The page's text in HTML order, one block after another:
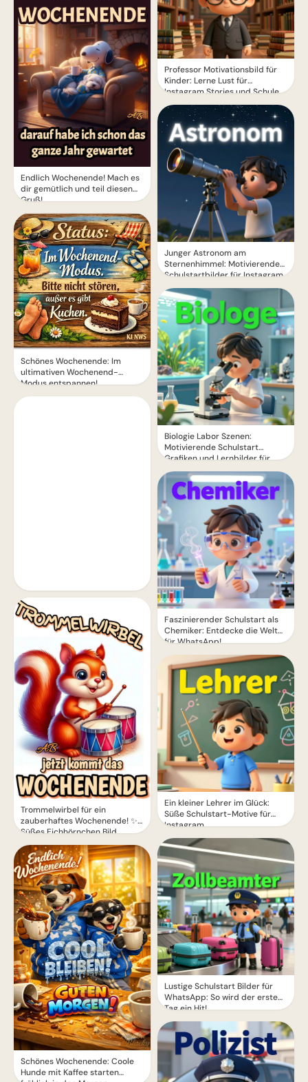
Endlich Wochenende! Mach es
dir gemütlich und teil diesen
Gruß!
Schönes Wochenende: Im
ultimativen Wochenend-
Modus entspannen!
Trommelwirbel für ein
zauberhaftes Wochenende! ✨
Süßes Eichhörnchen Bild
Schönes Wochenende: Coole
Hunde mit Kaffee starten
Professor Motivationsbild für
Kinder: Lerne Lust für
Instagram Stories und Schule
Junger Astronom am
Sternenhimmel: Motivierende
Schulstartbilder für Instagram
und Träume
Biologie Labor Szenen:
Motivierende Schulstart
Grafiken und Lernbilder für
YouTube
Faszinierender Schulstart als
Chemiker: Entdecke die Welt
für WhatsApp!
Ein kleiner Lehrer im Glück:
Süße Schulstart-Motive für
Instagram
Lustige Schulstart Bilder für
WhatsApp: So wird der erste
Tag ein Hit!